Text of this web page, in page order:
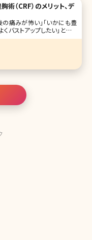
（CRF）のメリット、デ
の痛みが怖い」「いかにも豊
バストアップしたい」という
ンデンスリッチ豊胸術です。
ムが短いなど、さまざまな
デンスリッチ豊胸がどんな